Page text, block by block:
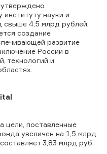
науки и
свыше 4,5 млрд рублей.
создание
развитие
России в
технологий и
цели, поставленные
увеличен на 1,5 млрд
3,83 млрд руб.